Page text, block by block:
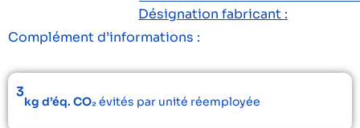
Désignation fabricant :
Complément d’informations :
3
kg d’éq. CO₂évités par unité réemployée